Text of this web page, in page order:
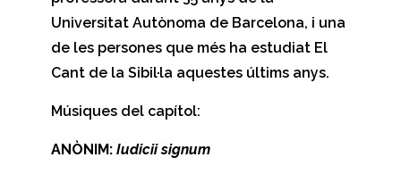
Universitat Autònoma de Barcelona, i una
de les persones que més ha estudiat El
Cant de la Sibil·la aquestes últims anys.
Músiques del capítol:
ANÒNIM: Iudicii signum